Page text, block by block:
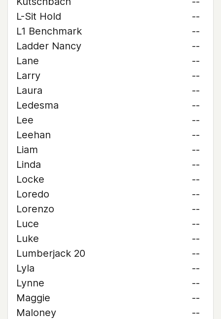
L-Sit Hold
--
L1 Benchmark
--
Ladder Nancy
--
Lane
--
Larry
--
Laura
--
Ledesma
--
Lee
--
Leehan
--
Liam
--
Linda
--
Locke
--
Loredo
--
Lorenzo
--
Luce
--
Luke
--
Lumberjack 20
--
Lyla
--
Lynne
--
Maggie
--
Maloney
--